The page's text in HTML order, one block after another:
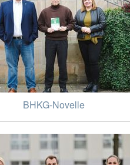
BHKG-Novelle